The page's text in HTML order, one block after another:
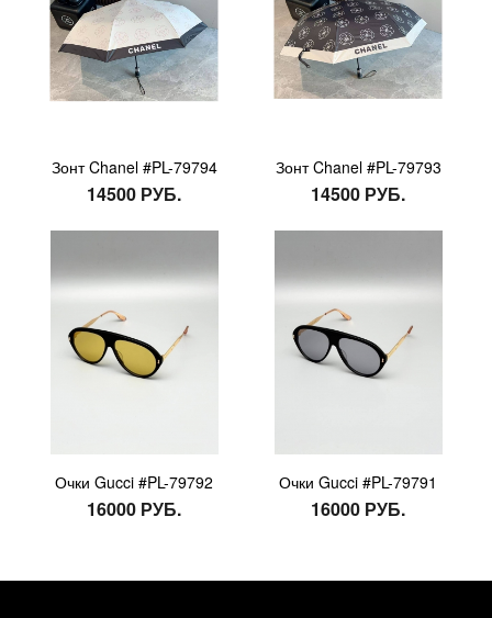
Зонт Chanel #PL-79794
14500 РУБ.
Зонт Chanel #PL-79793
14500 РУБ.
Очки Gucci #PL-79792
16000 РУБ.
Очки Gucci #PL-79791
16000 РУБ.